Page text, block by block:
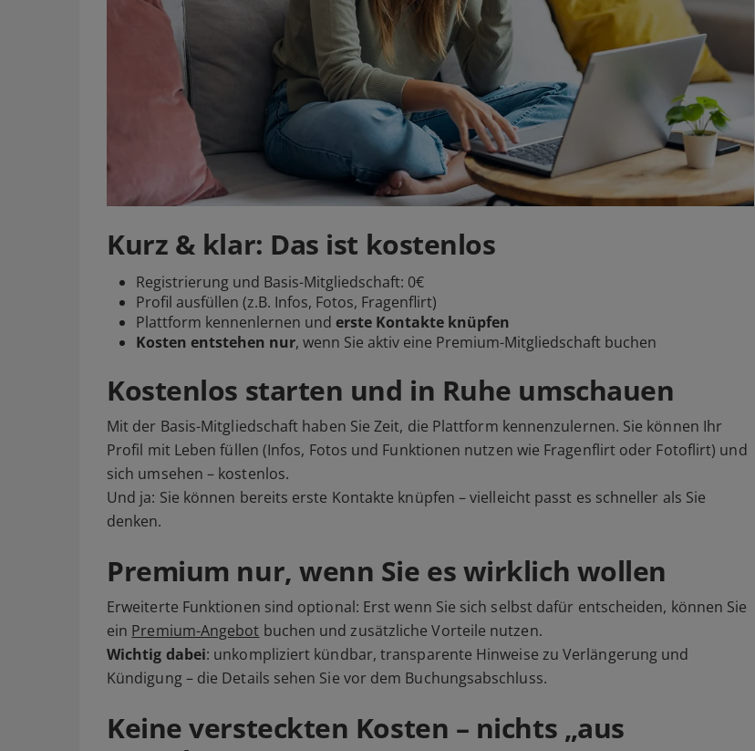
Kurz & klar: Das ist kostenlos
Registrierung und Basis-Mitgliedschaft: 0€
Profil ausfüllen (z.B. Infos, Fotos, Fragenflirt)
Plattform kennenlernen und erste Kontakte knüpfen
Kosten entstehen nur, wenn Sie aktiv eine Premium-Mitgliedschaft buchen
Kostenlos starten und in Ruhe umschauen
Mit der Basis-Mitgliedschaft haben Sie Zeit, die Plattform kennenzulernen. Sie können Ihr
Profil mit Leben füllen (Infos, Fotos und Funktionen nutzen wie Fragenflirt oder Fotoflirt) und
sich umsehen – kostenlos.
Und ja: Sie können bereits erste Kontakte knüpfen – vielleicht passt es schneller als Sie
denken.
Premium nur, wenn Sie es wirklich wollen
Erweiterte Funktionen sind optional: Erst wenn Sie sich selbst dafür entscheiden, können Sie
ein Premium-Angebot buchen und zusätzliche Vorteile nutzen.
Wichtig dabei: unkompliziert kündbar, transparente Hinweise zu Verlängerung und
Kündigung – die Details sehen Sie vor dem Buchungsabschluss.
Keine versteckten Kosten – nichts „aus